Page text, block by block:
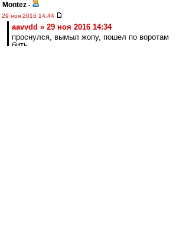
Montez -
29 ноя 2016 14:44
aavvdd » 29 ноя 2016 14:34
проснулся, вымыл жопу, пошел по воротам
бить